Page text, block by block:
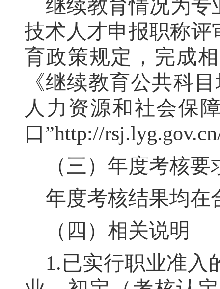
继续教育情况为专
技术人才申报职称
育政策规定 ， 完成
《继续教育公共科
人力资源和社会保
口”http://
（三）年度考核要
年度考核结果均在
（四）相关说明
1.已实行职业准入